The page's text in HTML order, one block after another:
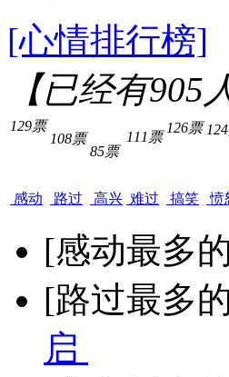
[心情排行榜]
【已经有905
129票
感动
108票
路过
85票
高兴
111票
难过
126票
搞笑 愤
[感动最多
[路过最多
启